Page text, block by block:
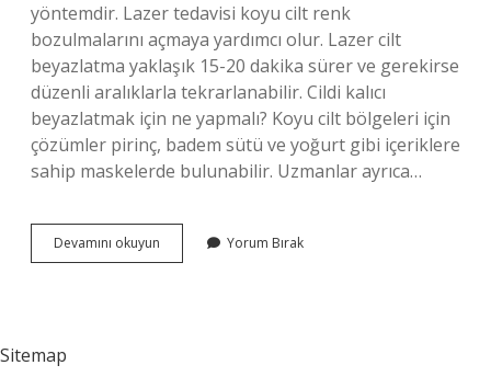
yöntemdir. Lazer tedavisi koyu cilt renk
bozulmalarını açmaya yardımcı olur. Lazer cilt
beyazlatma yaklaşık 15-20 dakika sürer ve gerekirse
düzenli aralıklarla tekrarlanabilir. Cildi kalıcı
beyazlatmak için ne yapmalı? Koyu cilt bölgeleri için
çözümler pirinç, badem sütü ve yoğurt gibi içeriklere
sahip maskelerde bulunabilir. Uzmanlar ayrıca…
Devamını okuyun
Beyazlatma
Yorum Bırak
Sitemap